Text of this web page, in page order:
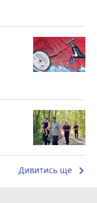
Дивитись ще keyboard_arrow_right